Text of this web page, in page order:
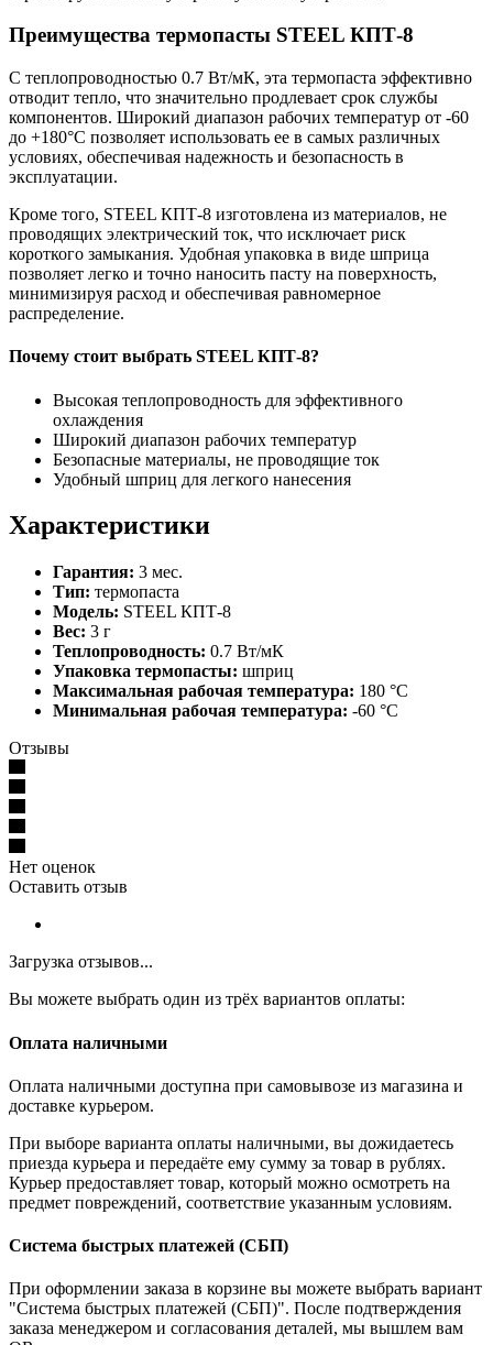
Преимущества термопасты STEEL КПТ-8
С теплопроводностью 0.7 Вт/мК, эта термопаста эффективно
отводит тепло, что значительно продлевает срок службы
компонентов. Широкий диапазон рабочих температур от -60
до +180°C позволяет использовать ее в самых различных
условиях, обеспечивая надежность и безопасность в
эксплуатации.
Кроме того, STEEL КПТ-8 изготовлена из материалов, не
проводящих электрический ток, что исключает риск
короткого замыкания. Удобная упаковка в виде шприца
позволяет легко и точно наносить пасту на поверхность,
минимизируя расход и обеспечивая равномерное
распределение.
Почему стоит выбрать STEEL КПТ-8?
Высокая теплопроводность для эффективного
охлаждения
Широкий диапазон рабочих температур
Безопасные материалы, не проводящие ток
Удобный шприц для легкого нанесения
Характеристики
Гарантия: 3 мес.
Тип: термопаста
Модель: STEEL КПТ-8
Вес: 3 г
Теплопроводность: 0.7 Вт/мК
Упаковка термопасты: шприц
Максимальная рабочая температура: 180 °C
Минимальная рабочая температура: -60 °C
Отзывы
Нет оценок
Оставить отзыв
Загрузка отзывов...
Вы можете выбрать один из трёх вариантов оплаты:
Оплата наличными
Оплата наличными доступна при самовывозе из магазина и
доставке курьером.
При выборе варианта оплаты наличными, вы дожидаетесь
приезда курьера и передаёте ему сумму за товар в рублях.
Курьер предоставляет товар, который можно осмотреть на
предмет повреждений, соответствие указанным условиям.
Система быстрых платежей (СБП)
При оформлении заказа в корзине вы можете выбрать вариант
"Система быстрых платежей (СБП)". После подтверждения
заказа менеджером и согласования деталей, мы вышлем вам